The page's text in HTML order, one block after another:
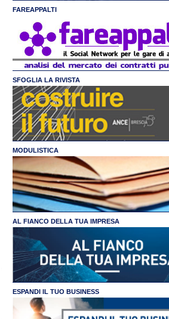
FAREAPPALTI
SFOGLIA LA RIVISTA
MODULISTICA
AL FIANCO DELLA TUA IMPRESA
ESPANDI IL TUO BUSINESS